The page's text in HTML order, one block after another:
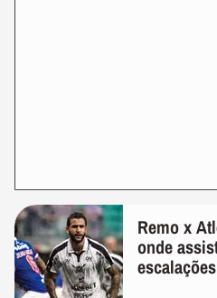
Remo x
onde
escalações